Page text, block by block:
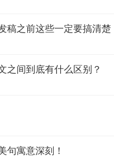
稿之前这些一定要搞清楚
之间到底有什么区别？
句寓意深刻！